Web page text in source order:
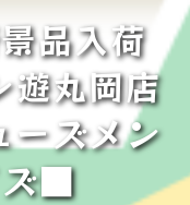
品入荷
遊丸岡店
ズメン
ズ■